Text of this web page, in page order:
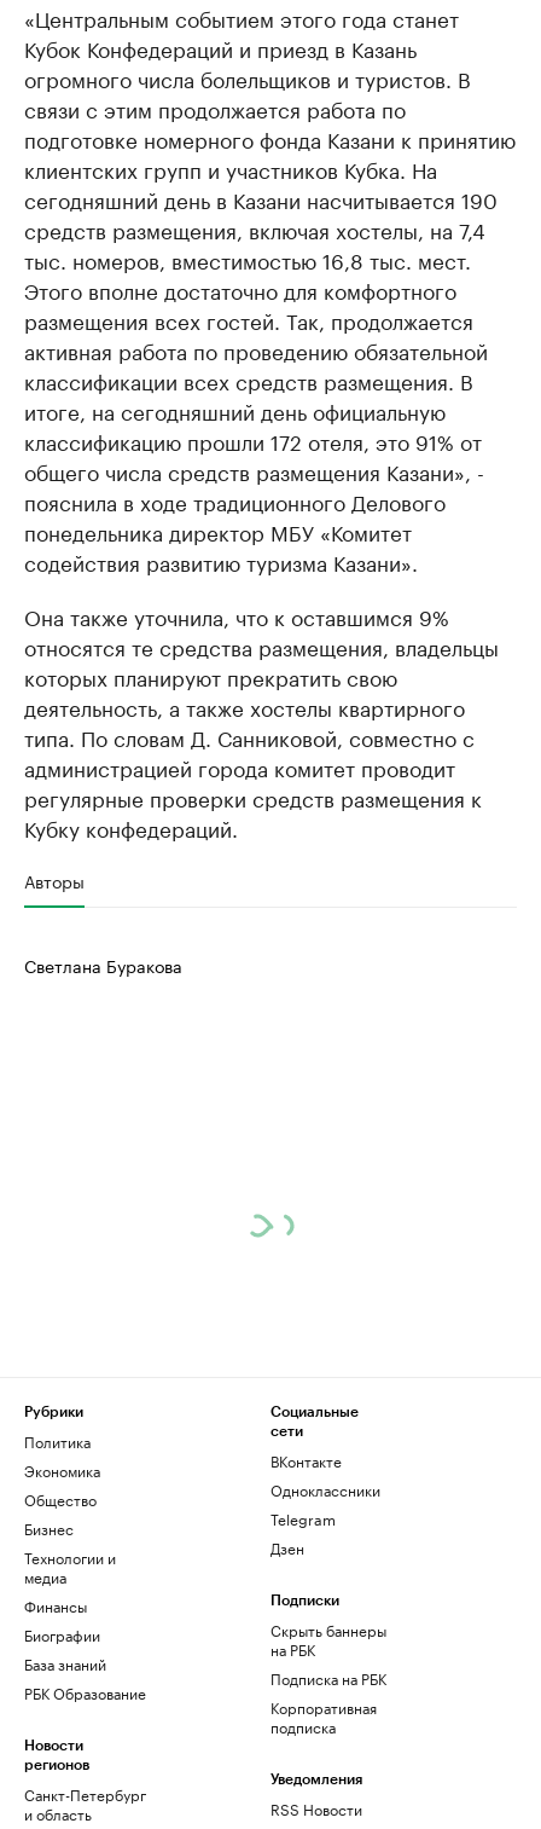
«Центральным событием этого года станет
Кубок Конфедераций и приезд в Казань
огромного числа болельщиков и туристов. В
связи с этим продолжается работа по
подготовке номерного фонда Казани к принятию
клиентских групп и участников Кубка. На
сегодняшний день в Казани насчитывается 190
средств размещения, включая хостелы, на 7,4
тыс. номеров, вместимостью 16,8 тыс. мест.
Этого вполне достаточно для комфортного
размещения всех гостей. Так, продолжается
активная работа по проведению обязательной
классификации всех средств размещения. В
итоге, на сегодняшний день официальную
классификацию прошли 172 отеля, это 91% от
общего числа средств размещения Казани», -
пояснила в ходе традиционного Делового
понедельника директор МБУ «Комитет
содействия развитию туризма Казани».
Она также уточнила, что к оставшимся 9%
относятся те средства размещения, владельцы
которых планируют прекратить свою
деятельность, а также хостелы квартирного
типа. По словам Д. Санниковой, совместно с
администрацией города комитет проводит
регулярные проверки средств размещения к
Кубку конфедераций.
Авторы
Светлана Буракова
Рубрики
Политика
Экономика
Общество
Бизнес
Технологии и
медиа
Финансы
Биографии
База знаний
РБК Образование
Новости
регионов
Санкт-Петербург
и область
Социальные
сети
ВКонтакте
Одноклассники
Telegram
Дзен
Подписки
Скрыть баннеры
на РБК
Подписка на РБК
Корпоративная
подписка
Уведомления
RSS Новости